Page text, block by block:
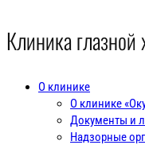
Клиника глазной
О клинике
О клинике
Документы и
Надзорные